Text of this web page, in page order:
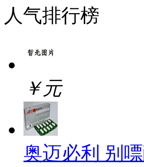
人气排行榜
￥元
奥迈必利 别